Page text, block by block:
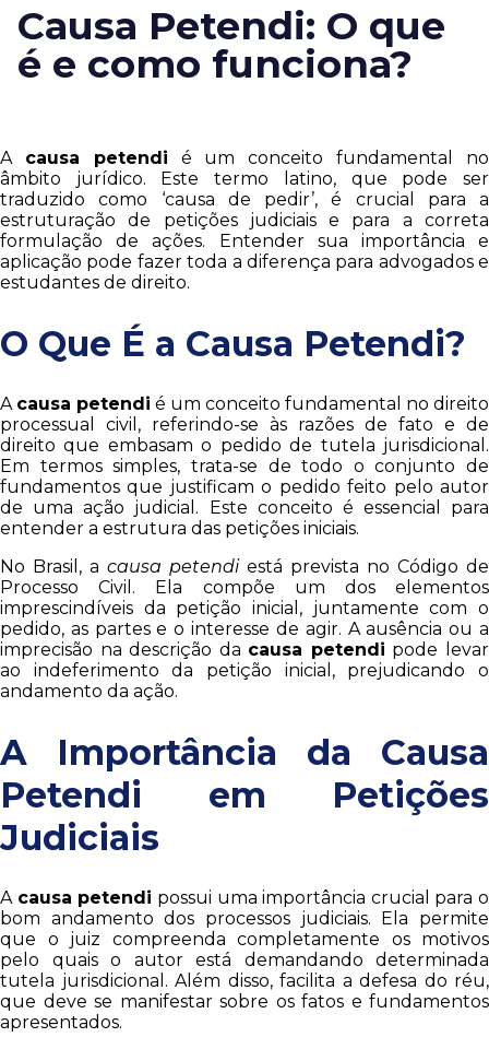
Causa Petendi: O que
é e como funciona?
A causa petendi é um conceito fundamental no
âmbito jurídico. Este termo latino, que pode ser
traduzido como ‘causa de pedir’, é crucial para a
estruturação de petições judiciais e para a correta
formulação de ações. Entender sua importância e
aplicação pode fazer toda a diferença para advogados e
estudantes de direito.
O Que É a Causa Petendi?
A causa petendi é um conceito fundamental no direito
processual civil, referindo-se às razões de fato e de
direito que embasam o pedido de tutela jurisdicional.
Em termos simples, trata-se de todo o conjunto de
fundamentos que justificam o pedido feito pelo autor
de uma ação judicial. Este conceito é essencial para
entender a estrutura das petições iniciais.
No Brasil, a causa petendiestá prevista no Código de
Processo Civil. Ela compõe um dos elementos
imprescindíveis da petição inicial, juntamente com o
pedido, as partes e o interesse de agir. A ausência ou a
imprecisão na descrição da causa petendi pode levar
ao indeferimento da petição inicial, prejudicando o
andamento da ação.
A Importância da Causa
Petendi em Petições
Judiciais
A causa petendi possui uma importância crucial para o
bom andamento dos processos judiciais. Ela permite
que o juiz compreenda completamente os motivos
pelo quais o autor está demandando determinada
tutela jurisdicional. Além disso, facilita a defesa do réu,
que deve se manifestar sobre os fatos e fundamentos
apresentados.